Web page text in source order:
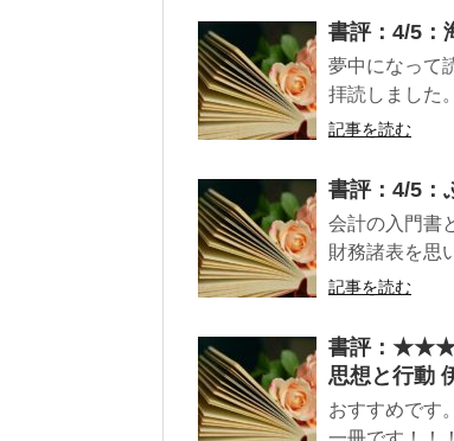
書評：4/5：
夢中になって
拝読しました
記事を読む
書評：4/5：
会計の入門書
財務諸表を思
記事を読む
書評：
思想と行動
おすすめです